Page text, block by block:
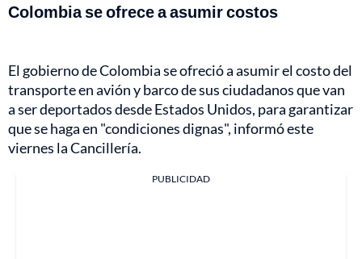
Colombia se ofrece a asumir costos
El gobierno de Colombia se ofreció a asumir el costo del
transporte en avión y barco de sus ciudadanos que van
a ser deportados desde Estados Unidos, para garantizar
que se haga en "condiciones dignas", informó este
viernes la Cancillería.
PUBLICIDAD